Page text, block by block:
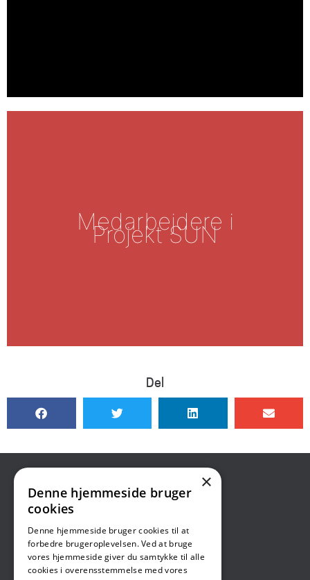
Medarbejdere i
Projekt SUN
Del
CROS
Center for Rusmidler, Omsorg og Støtte
Skriv til os:
Skriv sikkert med digital post
×
Denne hjemmeside bruger
cookies
Denne hjemmeside bruger cookies til at
forbedre brugeroplevelsen. Ved at bruge
vores hjemmeside giver du samtykke til alle
cookies i overensstemmelse med vores